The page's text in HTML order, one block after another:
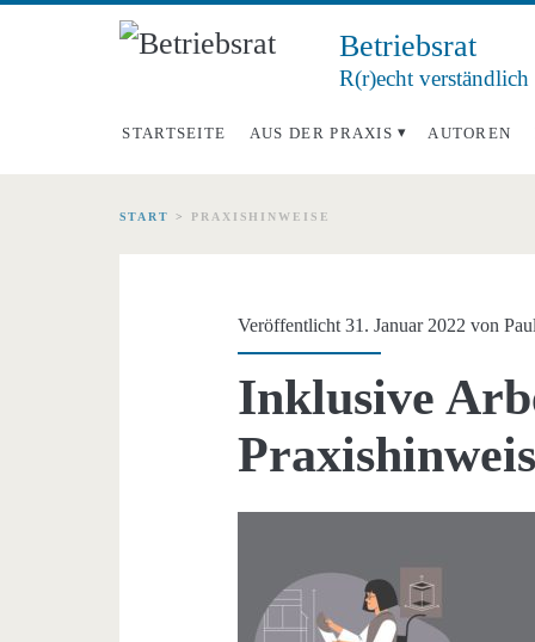
Betriebsrat
R(r)echt
STARTSEITE AUS DER PRAXIS AUTOREN
START > PRAXISHINWEISE
Veröffentlicht 31. Januar 2022 von
Inklusive